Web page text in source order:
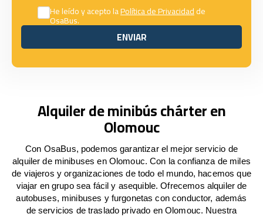
He leído y acepto laPolítica de Privacidadde
OsaBus.
ENVIAR
ENVIAR
Alquiler de minibús chárter en
Olomouc
Con OsaBus, podemos garantizar el mejor servicio de
alquiler de minibuses en Olomouc. Con la confianza de miles
de viajeros y organizaciones de todo el mundo, hacemos que
viajar en grupo sea fácil y asequible. Ofrecemos alquiler de
autobuses, minibuses y furgonetas con conductor, además
de servicios de traslado privado en Olomouc. Nuestra